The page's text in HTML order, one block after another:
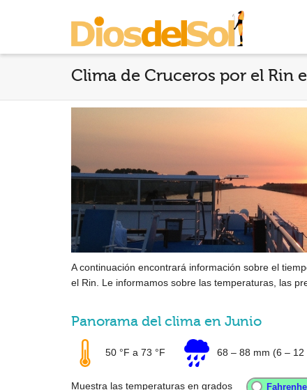
Clima de Cruceros por el Rin
A continuación encontrará información sobre el
el Rin. Le informamos sobre las temperaturas, las
Panorama del clima en Junio
50 °F a 73 °F 68 – 88 mm (6 – 12
Muestra las temperaturas en grados